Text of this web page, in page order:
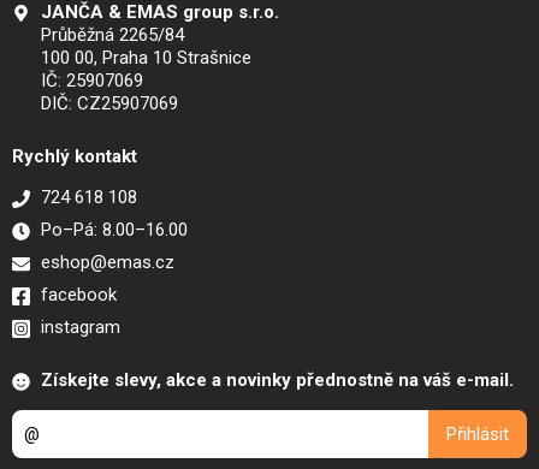
JANČA & EMAS group s.r.o.
Průběžná 2265/84
100 00, Praha 10 Strašnice
IČ: 25907069
DIČ: CZ25907069
Rychlý kontakt
724 618 108
Po–Pá: 8.00–16.00
eshop@emas.cz
facebook
instagram
Získejte slevy, akce a novinky přednostně na váš e-mail.